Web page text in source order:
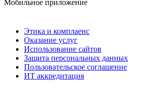
Мобильное приложение
Этика и комплаенс
Оказание услуг
Использование сайтов
Защита персональных данных
Пользовательское соглашение
ИТ аккредитация